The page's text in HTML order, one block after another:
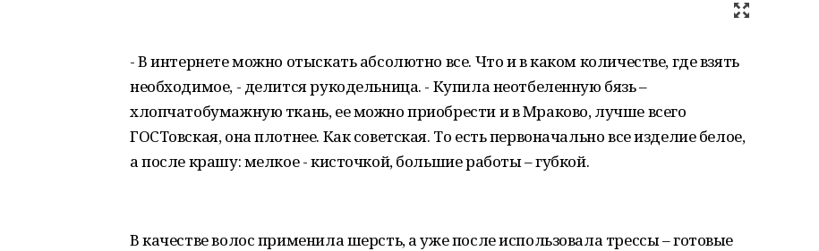
- В интернете можно отыскать абсолютно все. Что и в каком количестве, где взять
необходимое, - делится рукодельница. - Купила неотбеленную бязь –
хлопчатобумажную ткань, ее можно приобрести и в Мраково, лучше всего
ГОСТовская, она плотнее. Как советская. То есть первоначально все изделие белое,
а после крашу: мелкое - кисточкой, большие работы – губкой.
В качестве волос применила шерсть, а уже после использовала трессы – готовые